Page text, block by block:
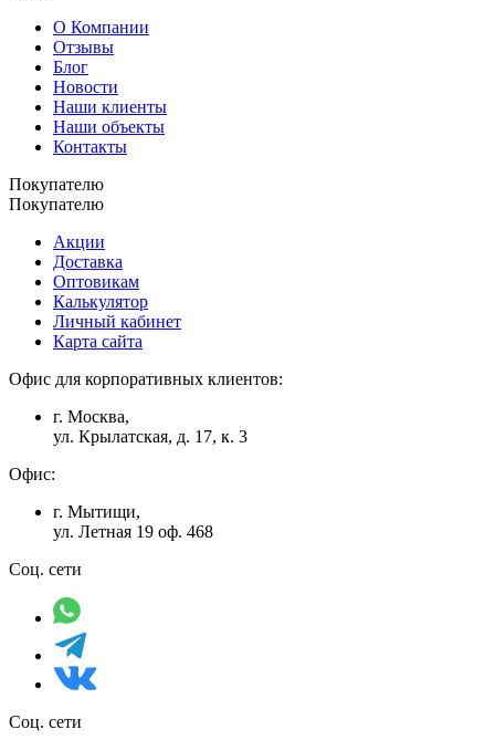
О Компании
Отзывы
Блог
Новости
Наши клиенты
Наши объекты
Контакты
Покупателю
Покупателю
Акции
Доставка
Оптовикам
Калькулятор
Личный кабинет
Карта сайта
Офис для корпоративных клиентов:
г. Москва,
ул. Крылатская, д. 17, к. 3
Офис:
г. Мытищи,
ул. Летная 19 оф. 468
Соц. сети
Соц. сети